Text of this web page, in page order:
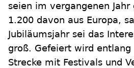
seien im vergangenen
1.200 davon aus Europa,
Jubiläumsjahr sei das
groß. Gefeiert wird entlang
Strecke mit Festivals und